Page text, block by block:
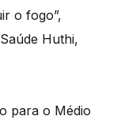
o fogo”,
Huthi,
para o Médio